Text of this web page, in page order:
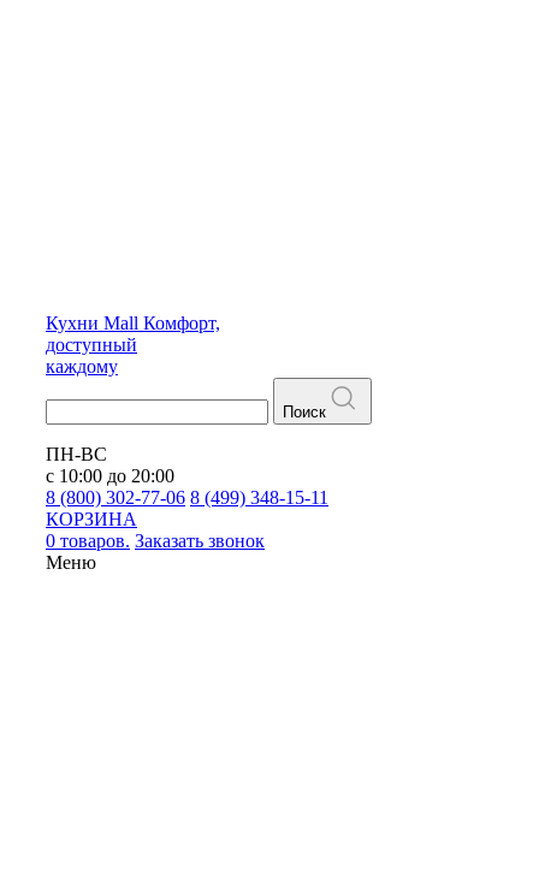
Кухни Mall Комфорт,
доступный
каждому
Поиск
ПН-ВС
с 10:00 до 20:00
8 (800) 302-77-06 8 (499) 348-15-11
КОРЗИНА
0 товаров. Заказать звонок
Меню